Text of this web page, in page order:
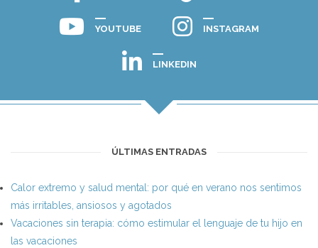
YOUTUBE INSTAGRAM
LINKEDIN
ÚLTIMAS ENTRADAS
Calor extremo y salud mental: por qué en verano nos sentimos
más irritables, ansiosos y agotados
Vacaciones sin terapia: cómo estimular el lenguaje de tu hijo en
las vacaciones